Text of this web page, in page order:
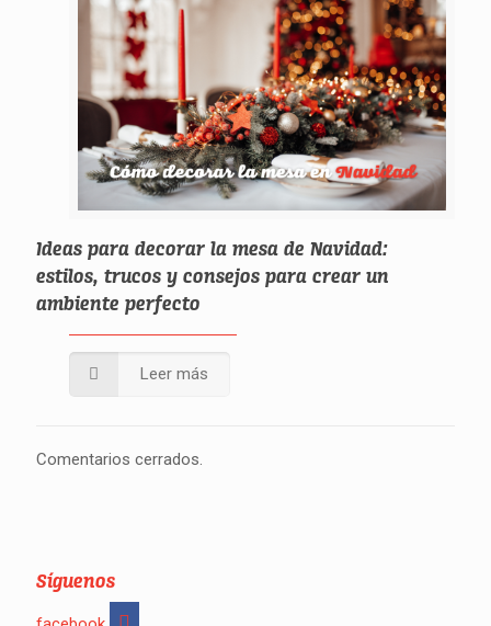
Ideas para decorar la mesa de Navidad:
estilos, trucos y consejos para crear un
ambiente perfecto
Leer más
Comentarios cerrados.
Síguenos